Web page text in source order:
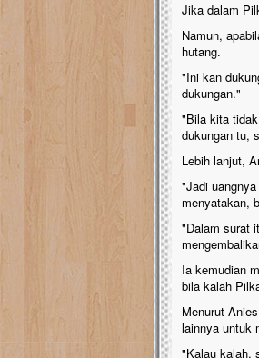
Jika dalam
Namun,
hutang.
"Ini kan
dukungan."
"Bila kita
dukungan tu,
Lebih lanjut,
"Jadi
menyatakan,
"Dalam surat
Ia kemudian
bila kalah
Menurut
lainnya untuk
"Kalau kalah,